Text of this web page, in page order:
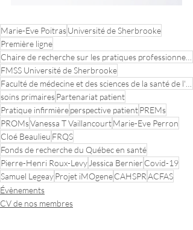
Marie-Eve PoitrasUniversité de Sherbrooke
Première ligne
FMSS Université de Sherbrooke
soins primairesPartenariat patient
Pratique infirmièreperspective patientPREMs
PROMsVanessa T VaillancourtMarie-Eve Perron
Cloé Beaulieu FRQS
Fonds de recherche du Québec en santé
Pierre-Henri Roux-Levy Jessica Bernier Covid-19
Samuel LegeayProjet iMOgeneCAHSPRACFAS
Évènements
CV de nos membres